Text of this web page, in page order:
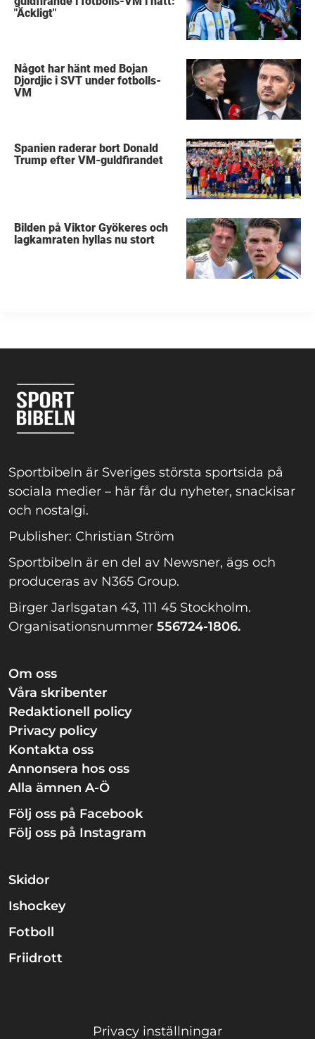
"Äckligt"
Något har hänt med Bojan
Djordjic i SVT under fotbolls-
VM
Spanien raderar bort Donald
Trump efter VM-guldfirandet
Bilden på Viktor Gyökeres och
lagkamraten hyllas nu stort
Sportbibeln är Sveriges största sportsida på
sociala medier – här får du nyheter, snackisar
och nostalgi.
Publisher: Christian Ström
Sportbibeln är en del av Newsner, ägs och
produceras av N365 Group.
Birger Jarlsgatan 43, 111 45 Stockholm.
Organisationsnummer 556724-1806.
Om oss
Våra skribenter
Redaktionell policy
Privacy policy
Kontakta oss
Annonsera hos oss
Alla ämnen A-Ö
Följ oss på Facebook
Följ oss på Instagram
Skidor
Ishockey
Fotboll
Friidrott
Privacy inställningar